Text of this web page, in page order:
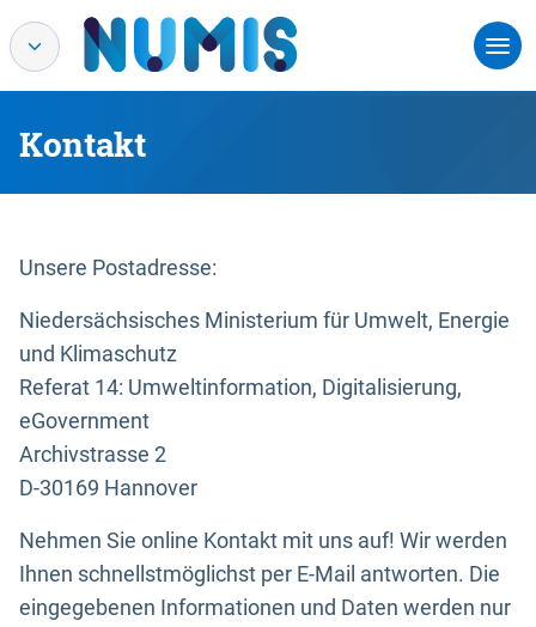
Kontakt
Unsere Postadresse:
Niedersächsisches Ministerium für Umwelt, Energie
und Klimaschutz
Referat 14: Umweltinformation, Digitalisierung,
eGovernment
Archivstrasse 2
D-30169 Hannover
Nehmen Sie online Kontakt mit uns auf! Wir werden
Ihnen schnellstmöglichst per E-Mail antworten. Die
eingegebenen Informationen und Daten werden nur